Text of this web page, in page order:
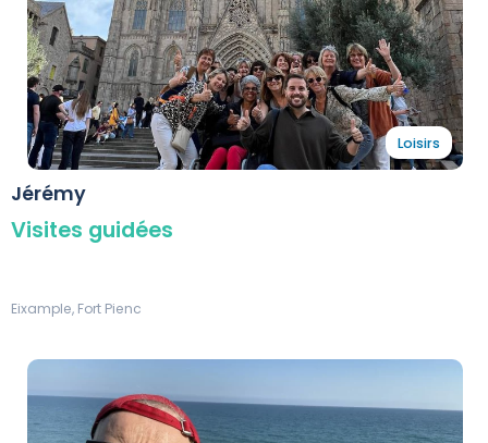
Loisirs
Jérémy
Visites guidées
Eixample, Fort Pienc